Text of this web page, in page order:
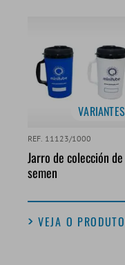
VARIANTES
REF. 11123/1000
Jarro de colección de
semen
VEJA O PRODUTO